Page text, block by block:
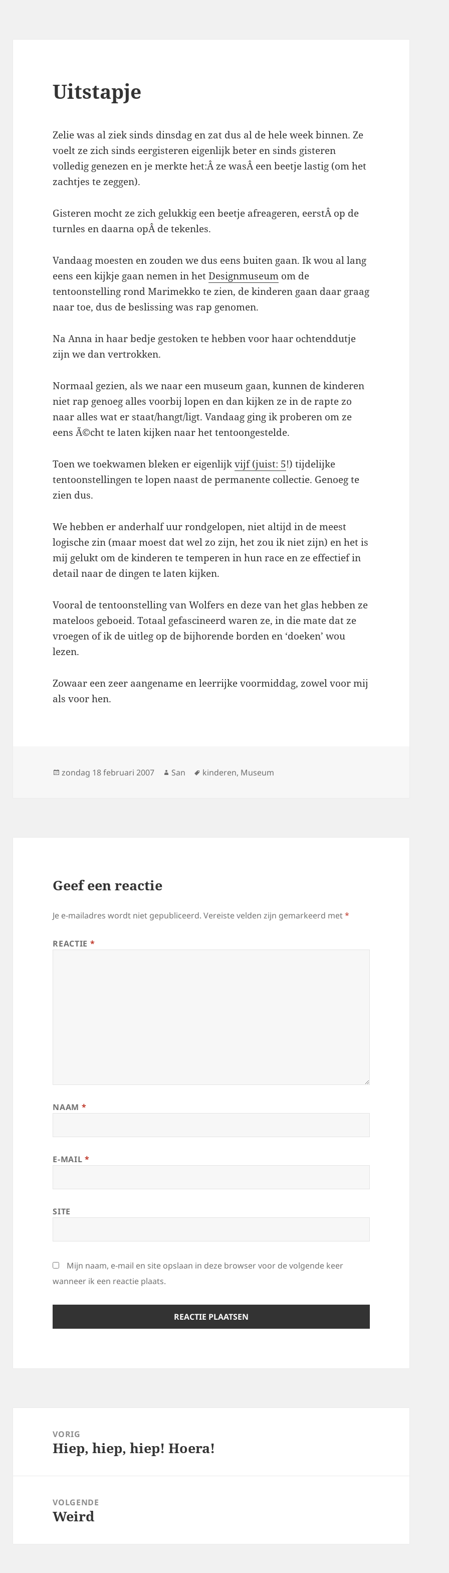
Uitstapje
Zelie was al ziek sinds dinsdag en zat dus al de hele week binnen. Ze
voelt ze zich sinds eergisteren eigenlijk beter en sinds gisteren
volledig genezen en je merkte het:Â ze wasÂ een beetje lastig (om het
zachtjes te zeggen).
Gisteren mocht ze zich gelukkig een beetje afreageren, eerstÂ op de
turnles en daarna opÂ de tekenles.
Vandaag moesten en zouden we dus eens buiten gaan. Ik wou al lang
eens een kijkje gaan nemen in hetDesignmuseum om de
tentoonstelling rond Marimekko te zien, de kinderen gaan daar graag
naar toe, dus de beslissing was rap genomen.
Na Anna in haar bedje gestoken te hebben voor haar ochtenddutje
zijn we dan vertrokken.
Normaal gezien, als we naar een museum gaan, kunnen de kinderen
niet rap genoeg alles voorbij lopen en dan kijken ze in de rapte zo
naar alles wat er staat/hangt/ligt. Vandaag ging ik proberen om ze
eens Ã©cht te laten kijken naar het tentoongestelde.
Toen we toekwamen bleken er eigenlijkvijf (juist: 5!) tijdelijke
tentoonstellingen te lopen naast de permanente collectie. Genoeg te
zien dus.
We hebben er anderhalf uur rondgelopen, niet altijd in de meest
logische zin (maar moest dat wel zo zijn, het zou ik niet zijn) en het is
mij gelukt om de kinderen te temperen in hun race en ze effectief in
detail naar de dingen te laten kijken.
Vooral de tentoonstelling van Wolfers en deze van het glas hebben ze
mateloos geboeid. Totaal gefascineerd waren ze, in die mate dat ze
vroegen of ik de uitleg op de bijhorende borden en ‘doeken’ wou
lezen.
Zowaar een zeer aangename en leerrijke voormiddag, zowel voor mij
als voor hen.
Geplaatst
zondag 18 februari 2007 Auteur
San Tags
kinderen, Museum
Geef een reactie
Je e-mailadres wordt niet gepubliceerd. Vereiste velden zijn gemarkeerd met*
REACTIE *
NAAM *
E-MAIL *
SITE
Mijn naam, e-mail en site opslaan in deze browser voor de volgende keer
wanneer ik een reactie plaats.
navigatieVORIG
Vorig
Hiep, hiep, hiep! Hoera!
VOLGENDE
Volgend
Weird